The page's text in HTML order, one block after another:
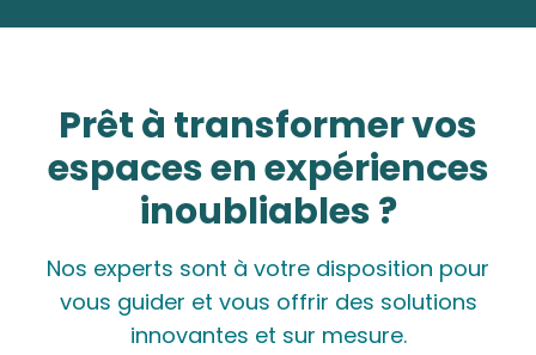
Prêt à transformer vos
espaces en expériences
inoubliables ?
Nos experts sont à votre disposition pour
vous guider et vous offrir des solutions
innovantes et sur mesure.